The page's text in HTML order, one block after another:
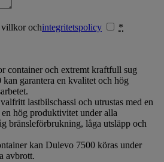
villkor ochintegritetspolicy *
container och extremt kraftfull sug
garantera en kvalitet och hög
lastbilschassi och utrustas med en
hög produktivitet under alla
bränsleförbrukning, låga utsläpp och
kan Dulevo 7500 köras under
avbrott.